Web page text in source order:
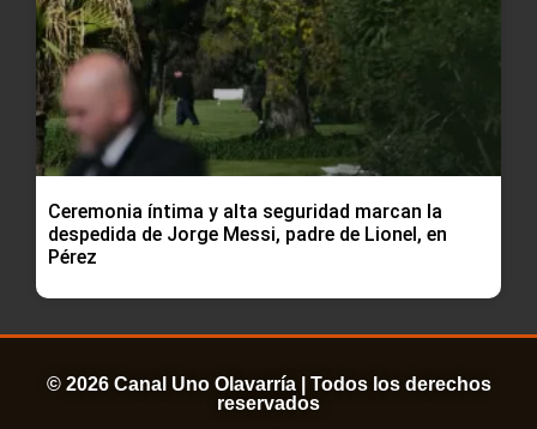
Ceremonia íntima y alta seguridad marcan la
despedida de Jorge Messi, padre de Lionel, en
Pérez
© 2026 Canal Uno Olavarría | Todos los derechos
reservados